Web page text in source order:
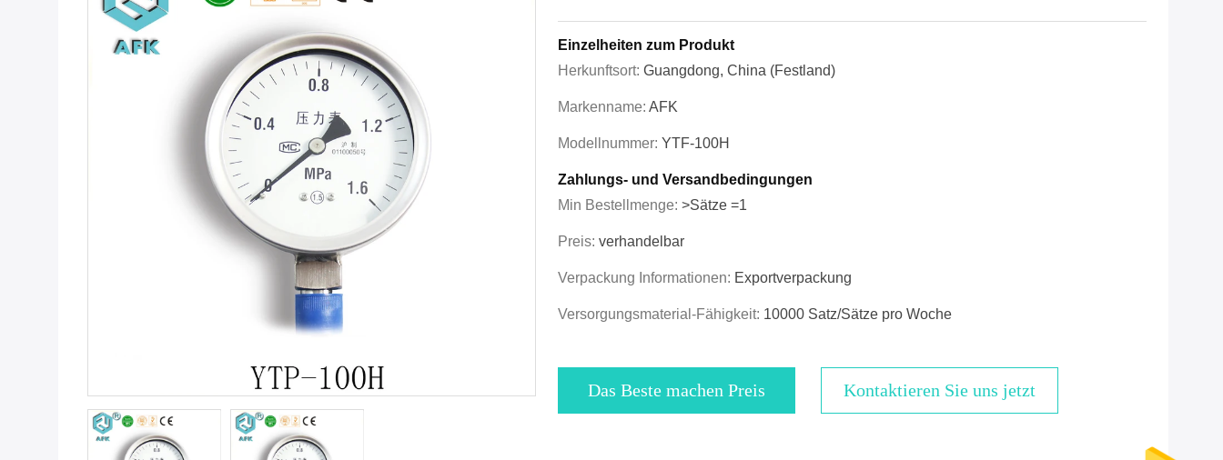
Einzelheiten zum Produkt
Herkunftsort: Guangdong, China (Festland)
Markenname: AFK
Modellnummer: YTF-100H
Zahlungs- und Versandbedingungen
Min Bestellmenge: >Sätze =1
Preis: verhandelbar
Verpackung Informationen: Exportverpackung
Versorgungsmaterial-Fähigkeit: 10000 Satz/Sätze pro Woche
Das Beste machen Preis Kontaktieren Sie uns jetzt